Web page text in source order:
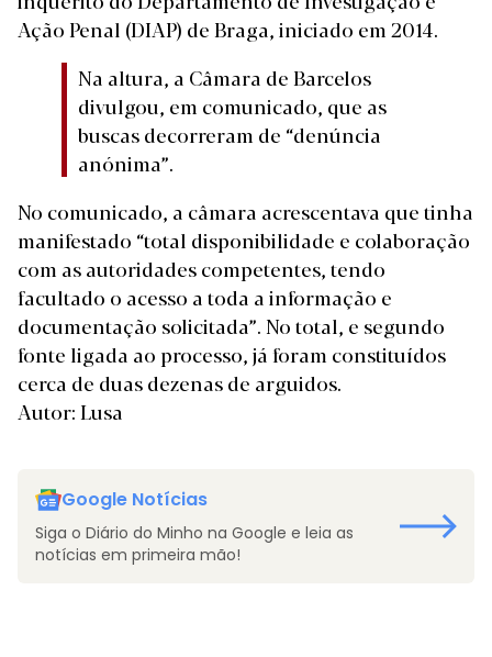
Ação Penal (DIAP) de Braga, iniciado em 2014.
Na altura, a Câmara de Barcelos
divulgou, em comunicado, que as
buscas decorreram de “denúncia
anónima”.
No comunicado, a câmara acrescentava que tinha
manifestado “total disponibilidade e colaboração
com as autoridades competentes, tendo
facultado o acesso a toda a informação e
documentação solicitada”. No total, e segundo
fonte ligada ao processo, já foram constituídos
cerca de duas dezenas de arguidos.
Autor: Lusa
Google Notícias
Siga o Diário do Minho na Google e leia as
notícias em primeira mão!